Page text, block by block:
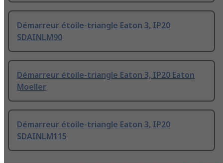
Démarreur étoile-triangle Eaton 3, IP20
SDAINLM90
Démarreur étoile-triangle Eaton 3, IP20 Eaton
Moeller
Démarreur étoile-triangle Eaton 3, IP20
SDAINLM115